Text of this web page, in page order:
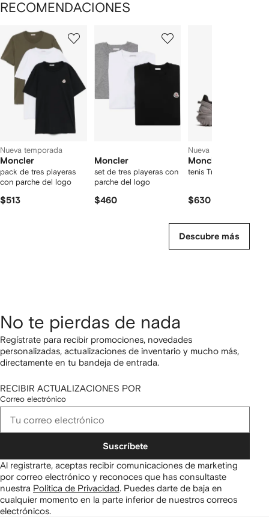
RECOMENDACIONES
de
12
Nueva temporada
Moncler
pack de tres playeras
con parche del logo
$513
de
Moncler
set de tres playeras con
parche del logo
$460
Nueva temporada
Moncler
tenis Trailgrip GTX
$630
Descubre más
No te pierdas de nada
Regístrate para recibir promociones, novedades
personalizadas, actualizaciones de inventario y mucho más,
directamente en tu bandeja de entrada.
RECIBIR ACTUALIZACIONES POR
Correo electrónico
Suscríbete
Al registrarte, aceptas recibir comunicaciones de marketing
por correo electrónico y reconoces que has consultaste
nuestra Política de Privacidad. Puedes darte de baja en
cualquier momento en la parte inferior de nuestros correos
electrónicos.